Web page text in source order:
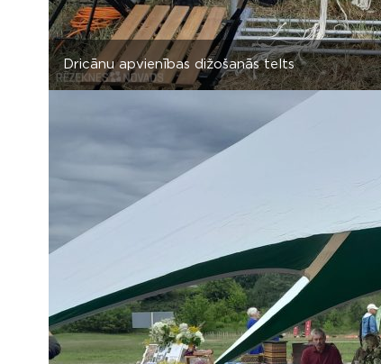
Dricānu apvienības dižošanās telts